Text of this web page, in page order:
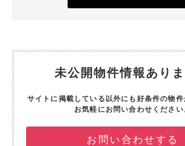
未公開物件情報ありま
サイトに掲載している以外にも好条件の物件
お気軽にお問い合わせください
お問い合わせする